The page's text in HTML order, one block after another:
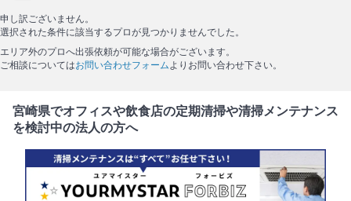
申し訳ございません。
選択された条件に該当するプロが見つかりませんでした。
エリア外のプロへ出張依頼が可能な場合がございます。
ご相談についてはお問い合わせフォーム よりお問い合わせ下さい。
宮崎県でオフィスや飲食店の定期清掃や清掃メンテナンス
を検討中の法人の方へ